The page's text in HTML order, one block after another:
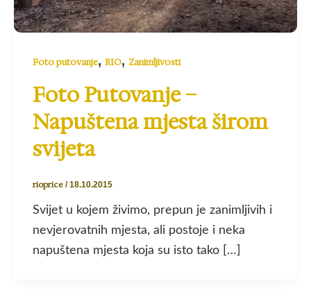
Foto putovanje, RIO, Zanimljivosti
Foto Putovanje –
Napuštena mjesta širom
svijeta
rioprice /18.10.2015
Svijet u kojem živimo, prepun je zanimljivih i
nevjerovatnih mjesta, ali postoje i neka
napuštena mjesta koja su isto tako […]